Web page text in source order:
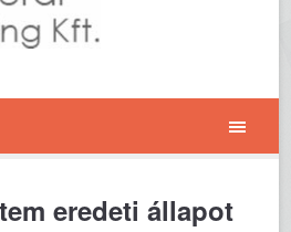
eredeti állapot